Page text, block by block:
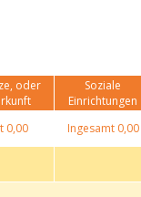
oder
Soziale
Einrichtungen
0,00 Ingesamt0,00